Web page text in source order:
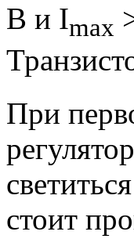
В и Imax
При
стоит